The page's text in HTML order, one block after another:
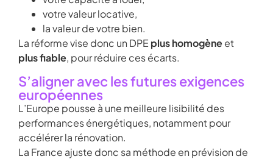
votre valeur locative,
la valeur de votre bien.
La réforme vise donc un DPE plus homogèneet
plus fiable, pour réduire ces écarts.
S’aligner avec les futures exigences
européennes
L’Europe pousse à une meilleure lisibilité des
performances énergétiques, notamment pour
accélérer la rénovation.
La France ajuste donc sa méthode en prévision de